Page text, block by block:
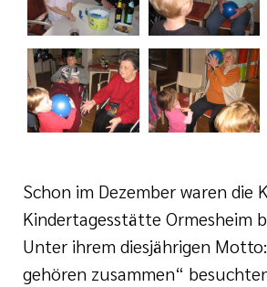
Schon im Dezember waren die
Kindertagesstätte Ormesheim
Unter ihrem diesjährigen
gehören zusammen“